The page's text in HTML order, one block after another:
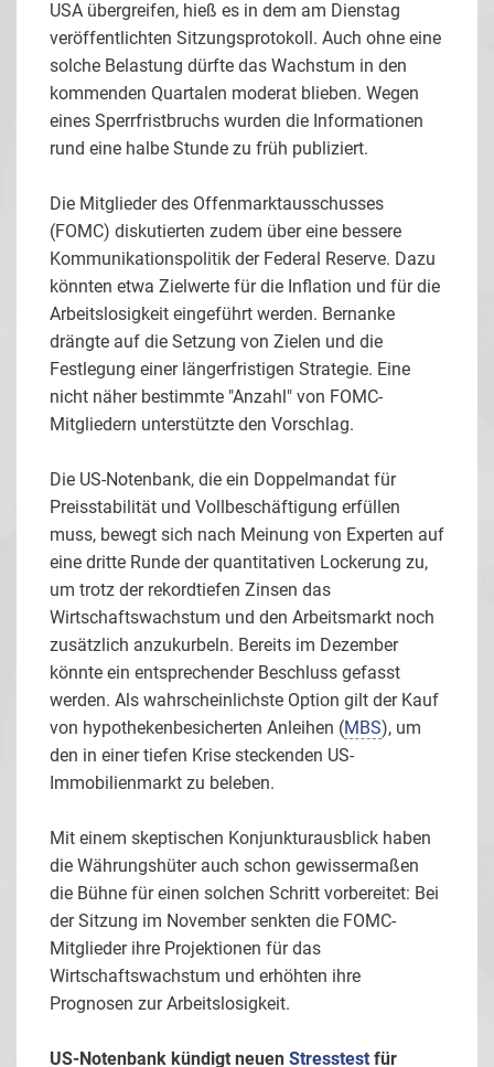
USA übergreifen, hieß es in dem am Dienstag
veröffentlichten Sitzungsprotokoll. Auch ohne eine
solche Belastung dürfte das Wachstum in den
kommenden Quartalen moderat blieben. Wegen
eines Sperrfristbruchs wurden die Informationen
rund eine halbe Stunde zu früh publiziert.
Die Mitglieder des Offenmarktausschusses
(FOMC) diskutierten zudem über eine bessere
Kommunikationspolitik der Federal Reserve. Dazu
könnten etwa Zielwerte für die Inflation und für die
Arbeitslosigkeit eingeführt werden. Bernanke
drängte auf die Setzung von Zielen und die
Festlegung einer längerfristigen Strategie. Eine
nicht näher bestimmte "Anzahl" von FOMC-
Mitgliedern unterstützte den Vorschlag.
Die US-Notenbank, die ein Doppelmandat für
Preisstabilität und Vollbeschäftigung erfüllen
muss, bewegt sich nach Meinung von Experten auf
eine dritte Runde der quantitativen Lockerung zu,
um trotz der rekordtiefen Zinsen das
Wirtschaftswachstum und den Arbeitsmarkt noch
zusätzlich anzukurbeln. Bereits im Dezember
könnte ein entsprechender Beschluss gefasst
werden. Als wahrscheinlichste Option gilt der Kauf
von hypothekenbesicherten Anleihen (MBS), um
den in einer tiefen Krise steckenden US-
Immobilienmarkt zu beleben.
Mit einem skeptischen Konjunkturausblick haben
die Währungshüter auch schon gewissermaßen
die Bühne für einen solchen Schritt vorbereitet: Bei
der Sitzung im November senkten die FOMC-
Mitglieder ihre Projektionen für das
Wirtschaftswachstum und erhöhten ihre
Prognosen zur Arbeitslosigkeit.
US-Notenbank kündigt neuen Stresstest für